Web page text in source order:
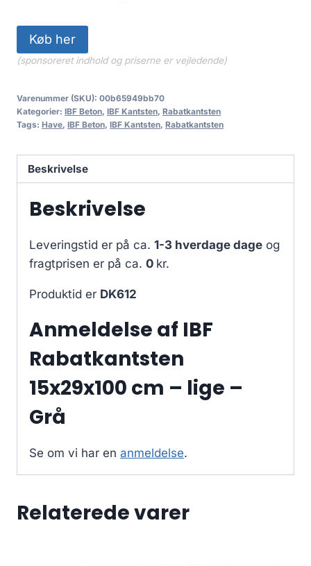
Køb her
(sponsoreret indhold og priserne er vejledende)
Varenummer (SKU): 00b65949bb70
Kategorier: IBF Beton, IBF Kantsten, Rabatkantsten
Tags: Have, IBF Beton, IBF Kantsten, Rabatkantsten
Beskrivelse
Beskrivelse
Leveringstid er på ca. 1-3 hverdage dage og
fragtprisen er på ca. 0 kr.
Produktid er DK612
Anmeldelse af IBF
Rabatkantsten
15x29x100 cm – lige –
Grå
Se om vi har en anmeldelse.
Relaterede varer